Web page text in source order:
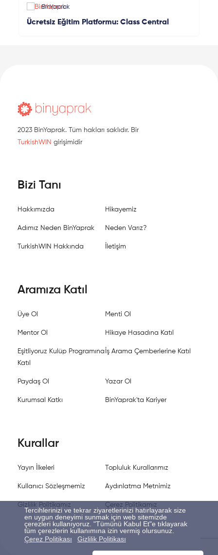
Tercihlerinizi ve tekrar ziyaretlerinizi hatırlayarak size
en uygun deneyimi sunmak için web sitemizde
çerezleri kullanıyoruz. "Tümünü Kabul Et"e tıklayarak
tüm çerezlerin kullanımına izin vermiş olursunuz.
Çerez Politikası
Gizlilik Politikası
BinYaprak
Ücretsiz Eğitim Platformu: Class Central
2023 BinYaprak. Tüm hakları saklıdır. Bir
TurkishWIN girişimidir
Bizi Tanı
Hakkımızda Hikayemiz
Adımız Neden BinYaprak Neden Varız?
TurkishWIN Hakkında İletişim
Aramıza Katıl
Üye Ol Menti Ol
Mentor Ol Hikaye Hasadına Katıl
Eşitliyoruz Kulüp Programına
Katıl
İş Arama Çemberlerine Katıl
Paydaş Ol Yazar Ol
Kurumsal Katkı BinYaprak'ta Kariyer
Kurallar
Yayın İlkeleri Topluluk Kurallarımız
Kullanıcı Sözleşmemiz Aydınlatma Metnimiz
Gizlilik Politikamız Çerez Politikamız